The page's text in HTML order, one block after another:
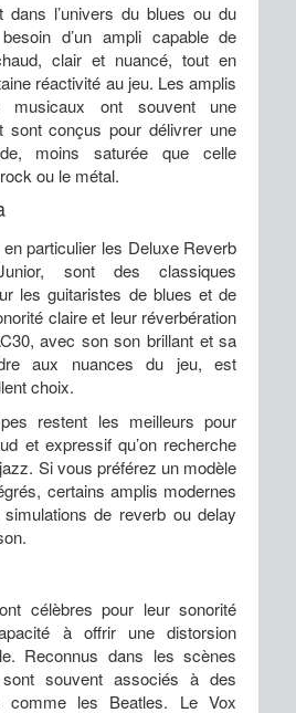
l’univers du blues ou du
d’un ampli capable de
clair et nuancé, tout en
réactivité au jeu. Les amplis
musicaux ont souvent une
sont conçus pour délivrer une
moins saturée que celle
ou le métal.
particulier les Deluxe Reverb
sont des classiques
les guitaristes de blues et de
claire et leur réverbération
avec son son brillant et sa
aux nuances du jeu, est
choix.
restent les meilleurs pour
et expressif qu’on recherche
Si vous préférez un modèle
certains amplis modernes
de reverb ou delay
célèbres pour leur sonorité
à offrir une distorsion
Reconnus dans les scènes
souvent associés à des
comme les Beatles. Le Vox